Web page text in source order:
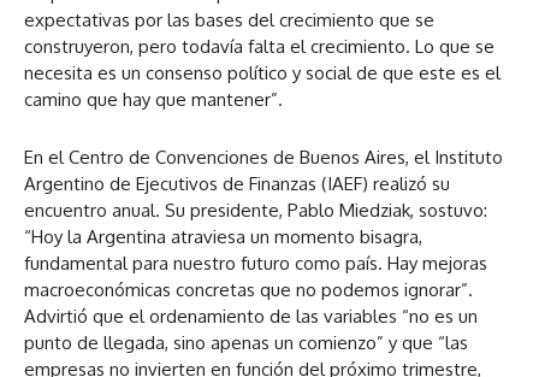
expectativas por las bases del crecimiento que se
construyeron, pero todavía falta el crecimiento. Lo que se
necesita es un consenso político y social de que este es el
camino que hay que mantener”.
En el Centro de Convenciones de Buenos Aires, el Instituto
Argentino de Ejecutivos de Finanzas (IAEF) realizó su
encuentro anual. Su presidente, Pablo Miedziak, sostuvo:
“Hoy la Argentina atraviesa un momento bisagra,
fundamental para nuestro futuro como país. Hay mejoras
macroeconómicas concretas que no podemos ignorar”.
Advirtió que el ordenamiento de las variables “no es un
punto de llegada, sino apenas un comienzo” y que “las
empresas no invierten en función del próximo trimestre,